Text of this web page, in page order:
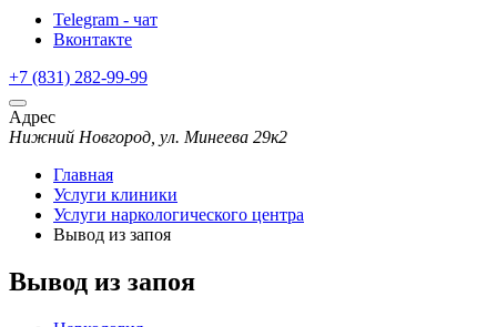
Telegram - чат
Вконтакте
+7 (831) 282-99-99
Адрес
Нижний Новгород, ул. Минеева 29к2
Главная
Услуги клиники
Услуги наркологического центра
Вывод из запоя
Вывод из запоя